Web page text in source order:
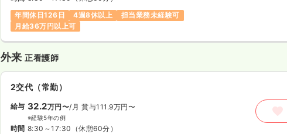
年間休日126日
4週8休以上
担当業務未経験可
月給36万円以上可
外来正看護師
2交代（常勤）
給与 32.2万円〜/月 賞与111.9万円〜
※経験5年の例
時間 8:30～17:30 （休憩60分）